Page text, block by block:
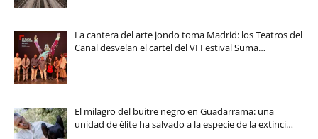
La cantera del arte jondo toma Madrid: los Teatros del
Canal desvelan el cartel del VI Festival Suma…
El milagro del buitre negro en Guadarrama: una
unidad de élite ha salvado a la especie de la extinci…